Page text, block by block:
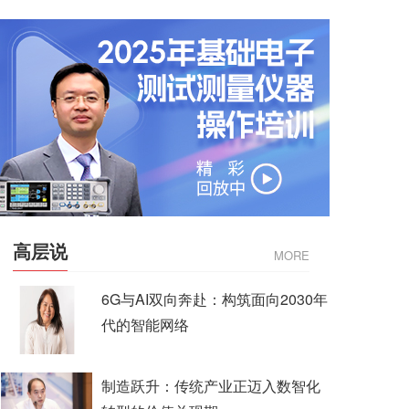
高层说 MORE
6G与AI双向奔赴：构筑面向2030年
代的智能网络
制造跃升：传统产业正迈入数智化